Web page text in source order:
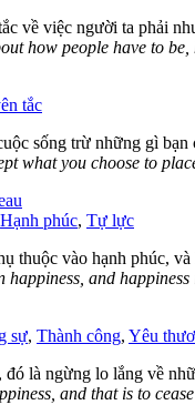
về việc người ta phải
how people have to
tắc
sống trừ những gì
what you choose to
Hạnh phúc, Tự lực
thuộc vào hạnh phúc,
happiness, and
sự, Thành công, Yêu
là ngừng lo lắng về
and that is to